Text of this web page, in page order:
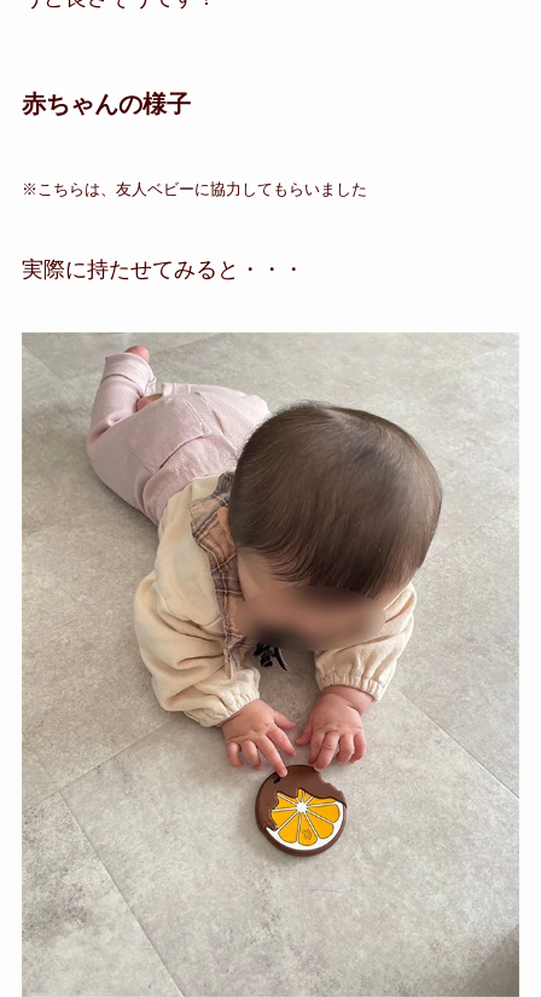
赤ちゃんの様子
※こちらは、友人ベビーに協力してもらいました
実際に持たせてみると・・・